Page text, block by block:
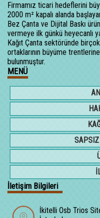
Firmamız ticari hedeflerini
2000 m² kapalı alanda
Bez Çanta ve Dijital Baskı
vermeye ilk günkü heyecanlı
Kağıt Çanta sektöründe
ortaklarının büyüme
bulunmuştur.
MENÜ
İletişim Bilgileri
İkitelli Osb Trios